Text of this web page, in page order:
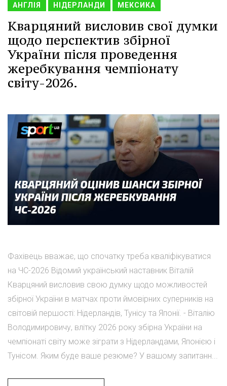
АНГЛІЯ НІДЕРЛАНДИ МЕКСИКА
Кварцяний висловив свої думки
щодо перспектив збірної
України після проведення
жеребкування чемпіонату
світу-2026.
Фахівець вважає, що спочатку треба кваліфікуватися
на ЧС-2026 Відомий український наставник Віталій
Кварцяний висловив свою думку щодо можливостей
збірної України в матчах проти ймовірних суперників на
світовій першості: Нідерландів, Тунісу та Японії. - Віталію
Володимировичу, влітку 2026 року збірна України на
чемпіонаті світу може зіграти з Нідерландами, Японією і
Тунісом. Яким буде ваше резюме? У вашому запитанн...